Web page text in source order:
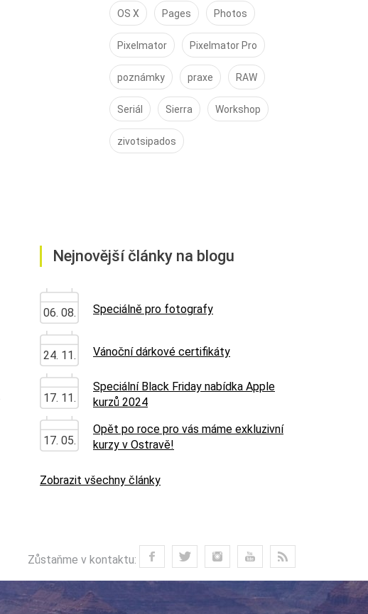
OS X Pages Photos
Pixelmator Pixelmator Pro
poznámky praxe RAW
Seriál Sierra Workshop
zivotsipados
Nejnovější články na blogu
06. 08. Speciálně pro fotografy
24. 11. Vánoční dárkové certifikáty
17. 11.
Speciální Black Friday nabídka Apple
kurzů 2024
17. 05.
Opět po roce pro vás máme exkluzivní
kurzy v Ostravě!
Zobrazit všechny články
Zůstaňme v kontaktu: